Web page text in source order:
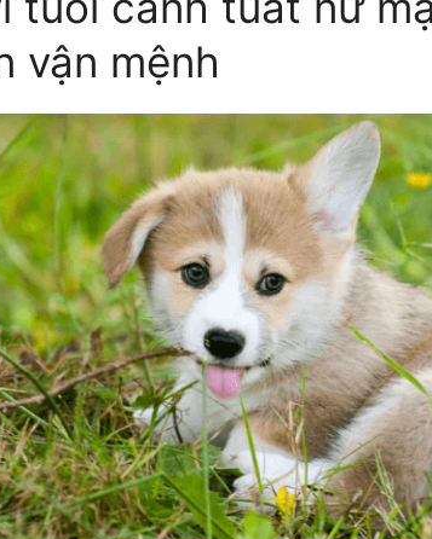
vận mệnh